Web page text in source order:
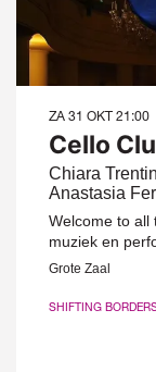
Cello
Chiara
Anastasia
ZA 31 OKT 21:00
Welcome to all
muziek en
Grote Zaal
SHIFTING